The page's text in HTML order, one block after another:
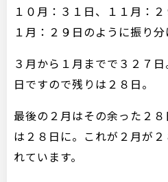
１０月：３１日、１１月：２
１月：２９日のように振り分
３月から１月までで３２７
日ですので残りは２８日。
最後の２月はその余った２
は２８日に。これが２月が
れています。